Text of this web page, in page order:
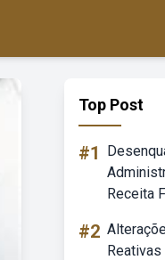
Top Post
#1
Receita
#2
Reativas